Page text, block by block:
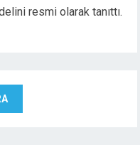
resmi olarak tanıttı.